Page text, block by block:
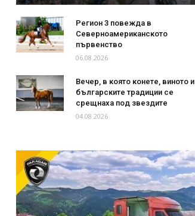
Регион 3 повежда в
Северноамериканското
първенство
06.08.2026
Вечер, в която конете, виното и
българските традиции се
срещнаха под звездите
04.08.2026